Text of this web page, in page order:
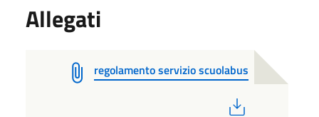
Allegati
regolamento servizio scuolabus